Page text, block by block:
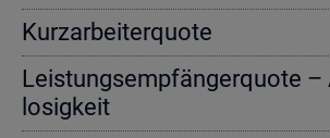
Kurz­ar­bei­ter­quo­te
Leis­tungs­emp­fän­ger­quo­te
lo­sig­keit